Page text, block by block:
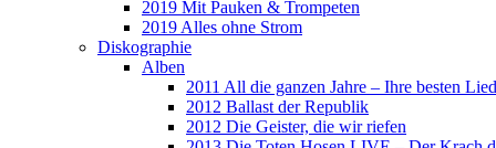
2019 Mit Pauken & Trompeten
2019 Alles ohne Strom
Diskographie
Alben
2011 All die ganzen Jahre – Ihre besten
2012 Ballast der Republik
2012 Die Geister, die wir riefen